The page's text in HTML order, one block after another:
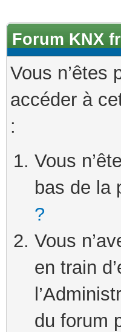
Forum KNX
Vous n’êtes
accéder à
:
Vous
bas de la
?
Vous
en train
du forum